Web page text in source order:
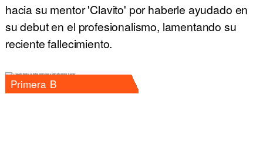
hacia su mentor 'Clavito' por haberle ayudado en
su debut en el profesionalismo, lamentando su
reciente fallecimiento.
Primera B